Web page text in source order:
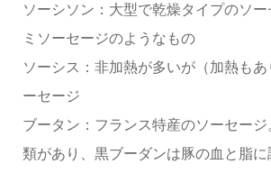
ソーシソン：大型で乾燥タイプのソ
ミソーセージのようなもの
ソーシス：非加熱が多いが（加熱も
ーセージ
ブータン：フランス特産のソーセー
類があり、黒ブーダンは豚の血と脂に